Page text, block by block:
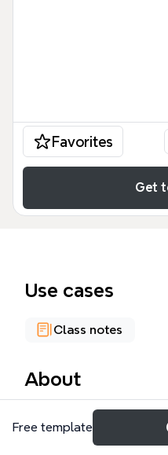
Favorites
Get
Use cases
Class notes
About
El mapa mental
explora la relación entre
Free template